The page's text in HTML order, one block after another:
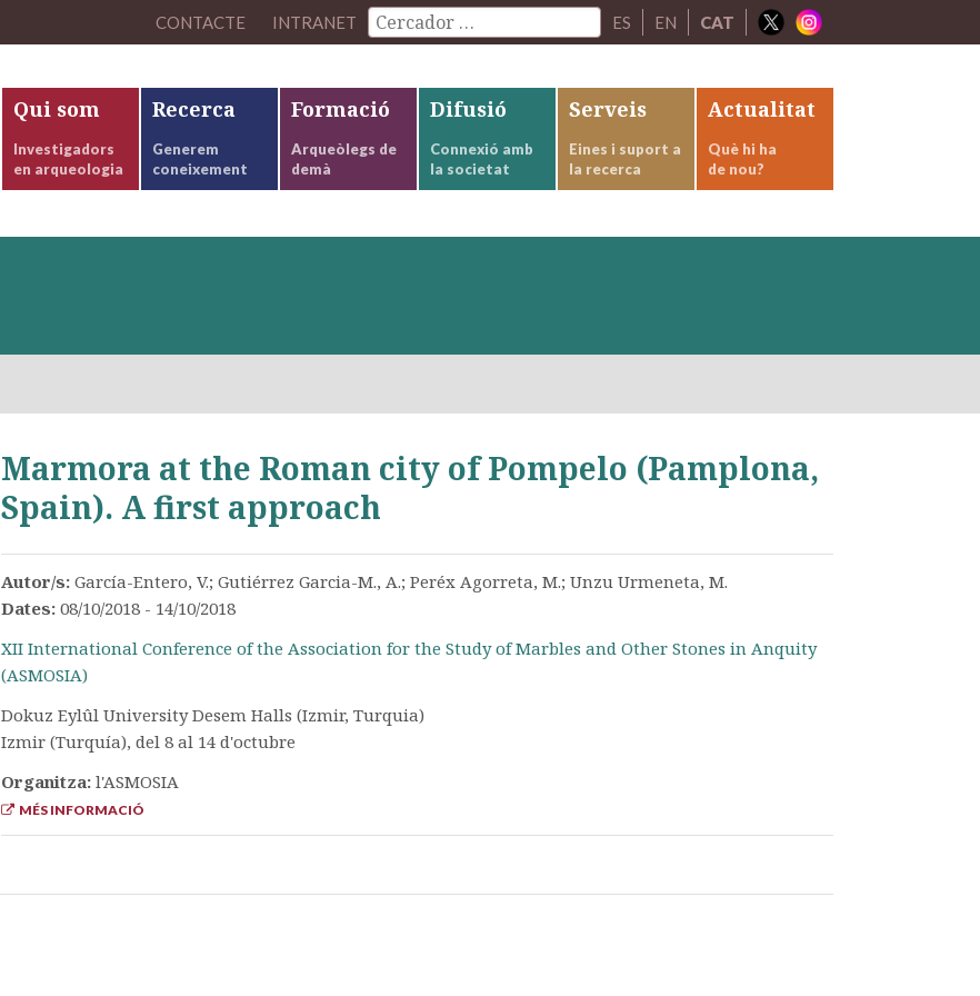
CONTACTE INTRANET ES EN CAT
Qui som
Investigadors
en arqueologia
Recerca
Generem
coneixement
Formació
Arqueòlegs de
demà
Difusió
Connexió amb
la societat
Serveis
Eines i suport a
la recerca
Actualitat
Què hi ha
de nou?
Marmora at the Roman city of Pompelo (Pamplona,
Spain). A first approach
Autor/s: García-Entero, V.; Gutiérrez Garcia-M., A.; Peréx Agorreta, M.; Unzu Urmeneta, M.
Dates: 08/10/2018 - 14/10/2018
XII International Conference of the Association for the Study of Marbles and Other Stones in Anquity
(ASMOSIA)
Dokuz Eylûl University Desem Halls (Izmir, Turquia)
Izmir (Turquía), del 8 al 14 d'octubre
Organitza: l'ASMOSIA
MÉS INFORMACIÓ